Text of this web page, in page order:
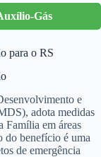
Gás
para o RS
e
adota medidas
Família em áreas
do benefício é uma
de emergência